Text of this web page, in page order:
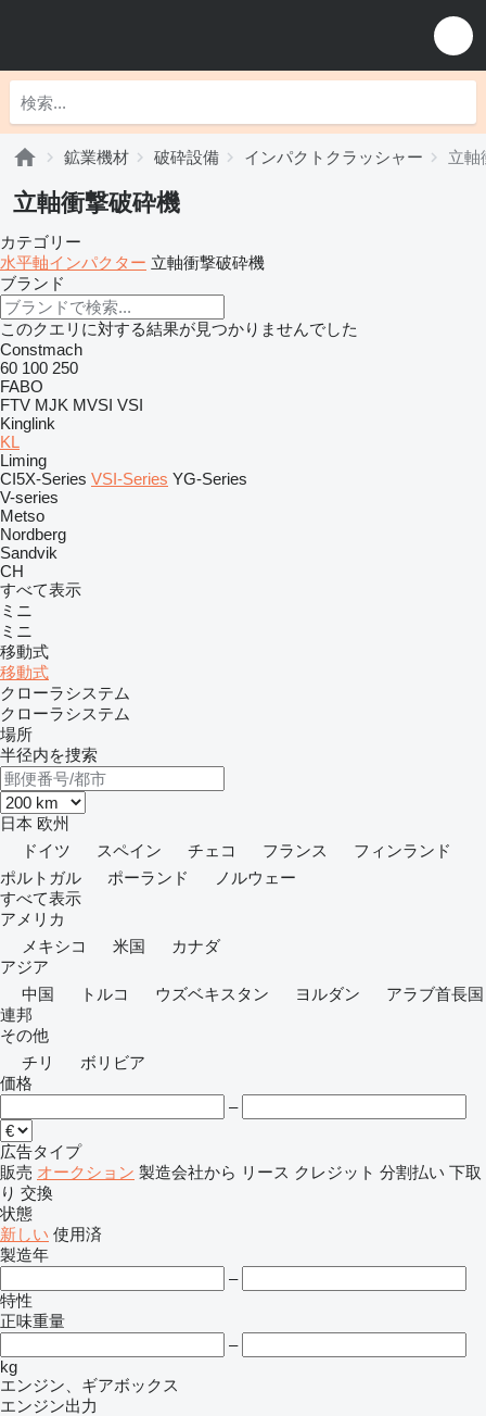
鉱業機材 破砕設備 インパクトクラッシャー 立軸
立軸衝撃破砕機
カテゴリー
水平軸インパクター 立軸衝撃破砕機
ブランド
このクエリに対する結果が見つかりませんでした
Constmach
60 100 250
FABO
FTV MJK MVSI VSI
Kinglink
KL
Liming
CI5X-Series VSI-Series YG-Series
V-series
Metso
Nordberg
Sandvik
CH
すべて表示
ミニ
ミニ
移動式
移動式
クローラシステム
クローラシステム
場所
半径内を捜索
日本 欧州
ドイツ
スペイン チェコ フランス
フィンランド
ポルトガル
ポーランド
ノルウェー
すべて表示
アメリカ
メキシコ
米国
カナダ
アジア
中国
トルコ ウズベキスタン ヨルダン
アラブ首長国
連邦
その他
チリ
ボリビア
価格
–
広告タイプ
販売 オークション 製造会社から リース クレジット 分割払い 下取
り 交換
状態
新しい 使用済
製造年
–
特性
正味重量
–
kg
エンジン、ギアボックス
エンジン出力